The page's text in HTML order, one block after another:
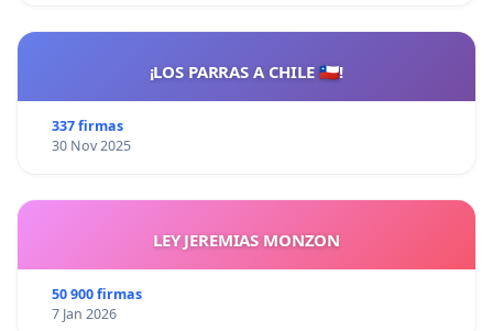
¡LOS PARRAS A CHILE 🇨🇱!
337 firmas
30 Nov 2025
LEY JEREMIAS MONZON
50 900 firmas
7 Jan 2026